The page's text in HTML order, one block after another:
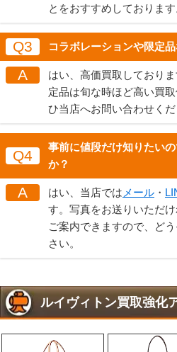
とをおすすめしております
Q3 コラボレーションや限定
A
はい、高価買取しており
定品は旬な時ほど高い買
ひ当店へお問い合わせくだ
Q4
事前に値段だけ知りたい
か？
A はい、当店では メール ・
す。写真をお送りいただ
ご案内できますので、ど
さい。
ルイヴィトン買取強化